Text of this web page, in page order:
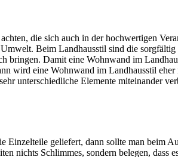
die sich auch in der hochwertigen
Beim Landhausstil sind die
bringen. Damit eine Wohnwand im
wird eine Wohnwand im Landhausstil
unterschiedliche Elemente miteinander
Einzelteile geliefert, dann sollte man beim
nichts Schlimmes, sondern belegen, dass